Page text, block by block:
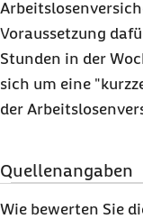
Voraussetzung
Stunden in der
sich um eine
der
Quellenangaben
Wie bewerten Sie